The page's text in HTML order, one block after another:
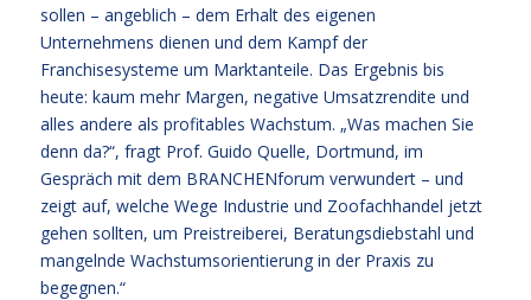
sollen – angeblich – dem Erhalt des eigenen
Unternehmens dienen und dem Kampf der
Franchisesysteme um Marktanteile. Das Ergebnis bis
heute: kaum mehr Margen, negative Umsatzrendite und
alles andere als profitables Wachstum. „Was machen Sie
denn da?“, fragt Prof. Guido Quelle, Dortmund, im
Gespräch mit dem BRANCHENforum verwundert – und
zeigt auf, welche Wege Industrie und Zoofachhandel jetzt
gehen sollten, um Preistreiberei, Beratungsdiebstahl und
mangelnde Wachstumsorientierung in der Praxis zu
begegnen.“